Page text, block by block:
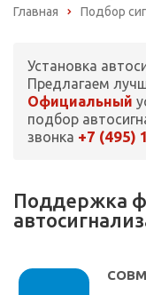
Главная Подбор
Установка
Предлагаем
Официальный
подбор
звонка +7 (495)
Поддержка